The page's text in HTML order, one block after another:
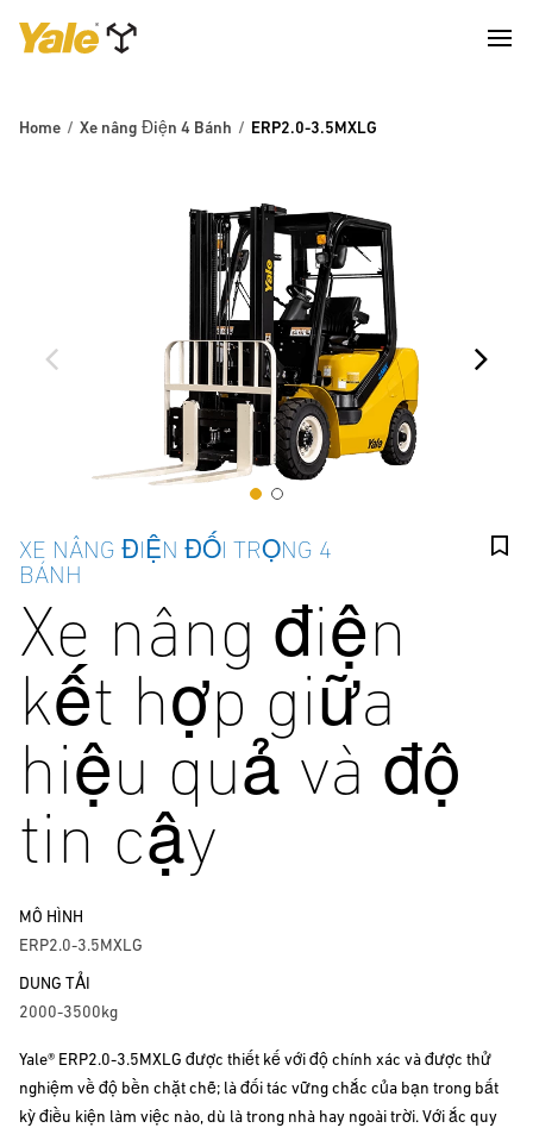
Home Xe nâng Điện 4 Bánh ERP2.0-3.5MXLG
XE NÂNG ĐIỆN ĐỐI TRỌNG 4
BÁNH
Xe nâng điện
kết hợp giữa
hiệu quả và độ
tin cậy
MÔ HÌNH
ERP2.0-3.5MXLG
DUNG TẢI
2000-3500kg
Yale® ERP2.0-3.5MXLG được thiết kế với độ chính xác và được thử
nghiệm về độ bền chặt chẽ; là đối tác vững chắc của bạn trong bất
kỳ điều kiện làm việc nào, dù là trong nhà hay ngoài trời. Với ắc quy